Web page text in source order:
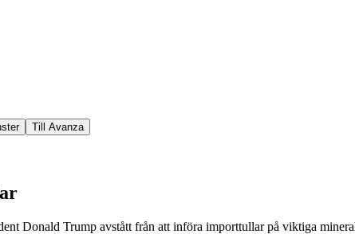
Till Avanza
Donald Trump avstått från att införa importtullar på viktiga